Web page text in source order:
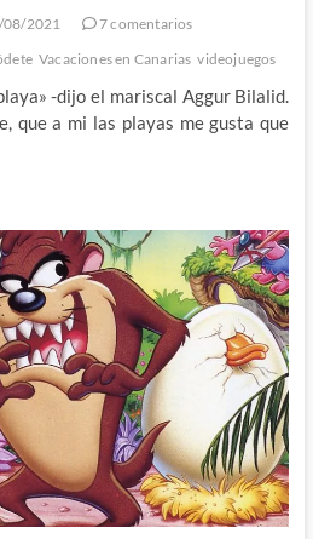
08/2021
7 comentarios
Vacaciones en Canarias videojuegos
-dijo el mariscal Aggur Bilalid.
que a mi las playas me gusta que